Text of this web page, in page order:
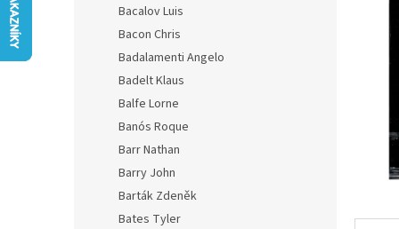
Bacalov Luis
Bacon Chris
Badalamenti Angelo
Badelt Klaus
Balfe Lorne
Banós Roque
Barr Nathan
Barry John
Barták Zdeněk
Bates Tyler